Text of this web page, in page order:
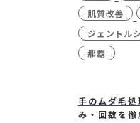
肌質改善
ジェントル
那覇
手のムダ毛
み・回数を徹